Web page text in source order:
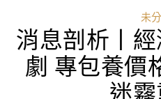
未
消息剖析丨
劇 專包養價
迷